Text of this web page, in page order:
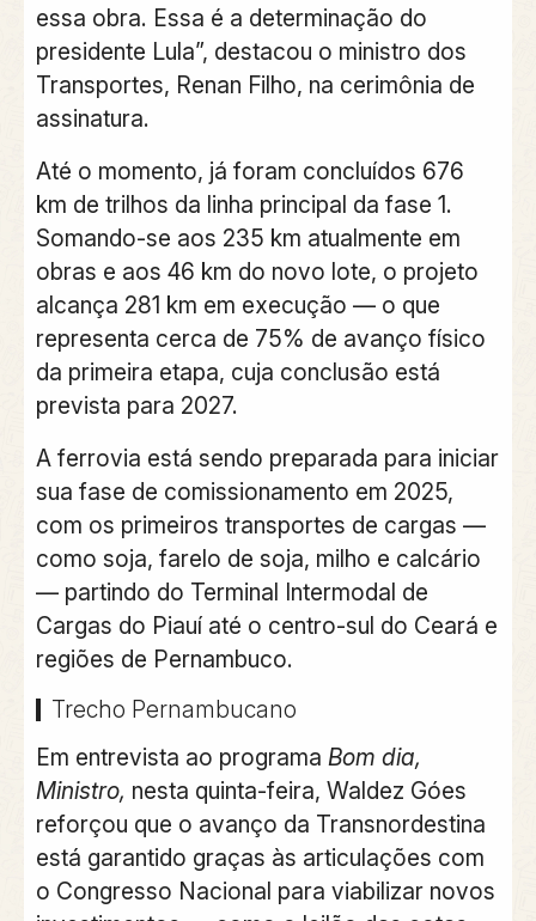
essa obra. Essa é a determinação do
presidente Lula”, destacou o ministro dos
Transportes, Renan Filho, na cerimônia de
assinatura.
Até o momento, já foram concluídos 676
km de trilhos da linha principal da fase 1.
Somando-se aos 235 km atualmente em
obras e aos 46 km do novo lote, o projeto
alcança 281 km em execução — o que
representa cerca de 75% de avanço físico
da primeira etapa, cuja conclusão está
prevista para 2027.
A ferrovia está sendo preparada para iniciar
sua fase de comissionamento em 2025,
com os primeiros transportes de cargas —
como soja, farelo de soja, milho e calcário
— partindo do Terminal Intermodal de
Cargas do Piauí até o centro-sul do Ceará e
regiões de Pernambuco.
Trecho Pernambucano
Em entrevista ao programa Bom dia,
Ministro, nesta quinta-feira, Waldez Góes
reforçou que o avanço da Transnordestina
está garantido graças às articulações com
o Congresso Nacional para viabilizar novos